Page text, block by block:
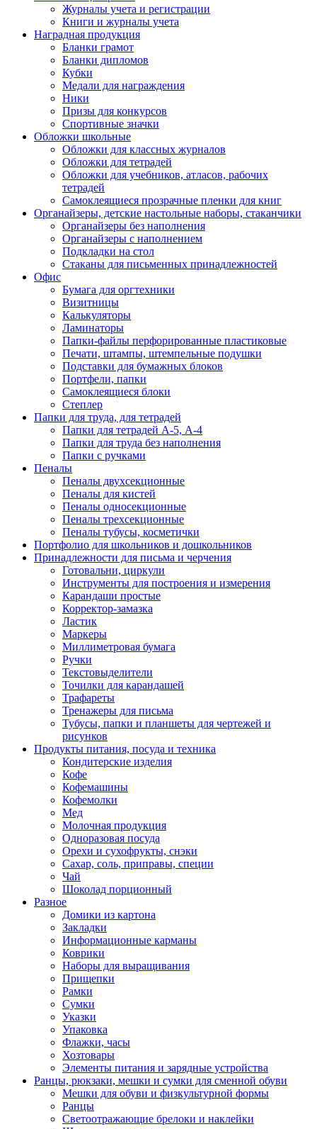
Журналы учета и регистрации
Книги и журналы учета
Наградная продукция
Бланки грамот
Бланки дипломов
Кубки
Медали для награждения
Ники
Призы для конкурсов
Спортивные значки
Обложки школьные
Обложки для классных журналов
Обложки для тетрадей
Обложки для учебников, атласов, рабочих
тетрадей
Самоклеящиеся прозрачные пленки для книг
Органайзеры, детские настольные наборы, стаканчики
Органайзеры без наполнения
Органайзеры с наполнением
Подкладки на стол
Стаканы для письменных принадлежностей
Офис
Бумага для оргтехники
Визитницы
Калькуляторы
Ламинаторы
Папки-файлы перфорированные пластиковые
Печати, штампы, штемпельные подушки
Подставки для бумажных блоков
Портфели, папки
Самоклеящиеся блоки
Степлер
Папки для труда, для тетрадей
Папки для тетрадей А-5, А-4
Папки для труда без наполнения
Папки с ручками
Пеналы
Пеналы двухсекционные
Пеналы для кистей
Пеналы односекционные
Пеналы трехсекционные
Пеналы тубусы, косметички
Портфолио для школьников и дошкольников
Принадлежности для письма и черчения
Готовальни, циркули
Инструменты для построения и измерения
Карандаши простые
Корректор-замазка
Ластик
Маркеры
Миллиметровая бумага
Ручки
Текстовыделители
Точилки для карандашей
Трафареты
Тренажеры для письма
Тубусы, папки и планшеты для чертежей и
рисунков
Продукты питания, посуда и техника
Кондитерские изделия
Кофе
Кофемашины
Кофемолки
Мед
Молочная продукция
Одноразовая посуда
Орехи и сухофрукты, снэки
Сахар, соль, приправы, специи
Чай
Шоколад порционный
Разное
Домики из картона
Закладки
Информационные карманы
Коврики
Наборы для выращивания
Прищепки
Рамки
Сумки
Указки
Упаковка
Флажки, часы
Хозтовары
Элементы питания и зарядные устройства
Ранцы, рюкзаки, мешки и сумки для сменной обуви
Мешки для обуви и физкультурной формы
Ранцы
Светоотражающие брелоки и наклейки